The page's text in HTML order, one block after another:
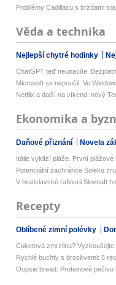
Problémy Cadillacu s brzdami
Věda a technika
Nejlepší chytré hodinky
ChatGPT teď neunavíte.
Microsoft se nepoučil. Ve
Netflix a další na víkend: nový
Ekonomika a
Daňové přiznání Novela
Itálie vyklízí pláže. První plážové
Potenciální zachránce Soleku
V bratislavské rafinerii Slovnaft
Recepty
Oblíbené zimní polévky
Cuketová zmrzlina? Vyzkoušejte
Rychlé buchty s broskvemi: 5
Oopsie bread: Proteinové pečivo